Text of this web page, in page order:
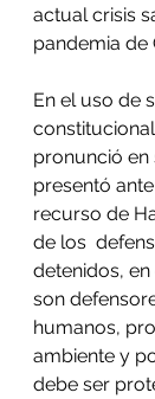
actual crisis
pandemia de
En el uso de
pronunció en
presentó
recurso de
de los
detenidos,
son
humanos,
ambiente y
debe ser